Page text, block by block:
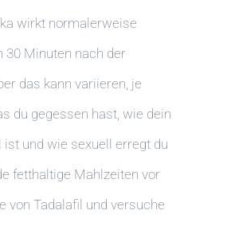
wirkt normalerweise
30 Minuten nach der
das kann variieren, je
du gegessen hast, wie dein
und wie sexuell erregt du
fetthaltige Mahlzeiten vor
von Tadalafil und versuche